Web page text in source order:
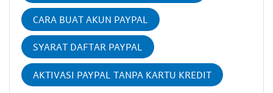
CARA BUAT AKUN PAYPAL
SYARAT DAFTAR PAYPAL
AKTIVASI PAYPAL TANPA KARTU KREDIT